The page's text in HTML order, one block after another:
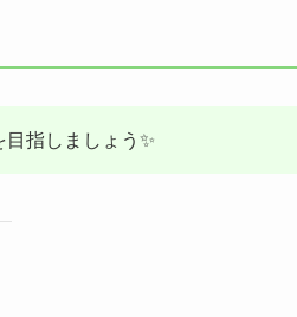
目指しましょう✨